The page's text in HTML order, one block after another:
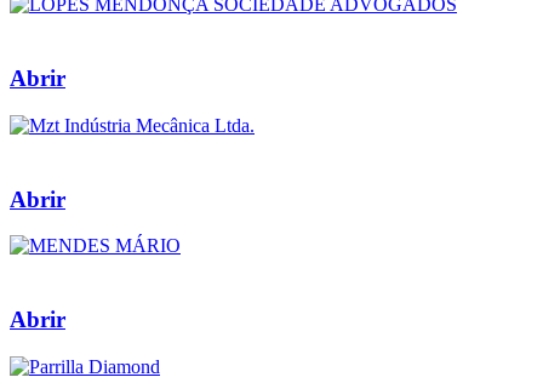
Abrir
Abrir
Abrir